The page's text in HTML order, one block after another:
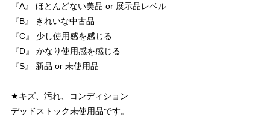
『A』 ほとんどない美品 or 展示品レベル
『B』 きれいな中古品
『C』 少し使用感を感じる
『D』 かなり使用感を感じる
『S』 新品 or 未使用品
★キズ、汚れ、コンディション
デッドストック未使用品です。